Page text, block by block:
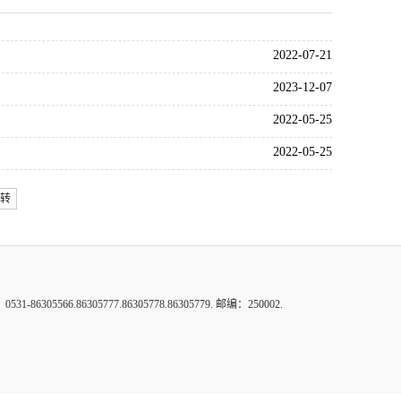
2022-07-21
2023-12-07
2022-05-25
2022-05-25
86305566.86305777.86305778.86305779. 邮编：250002.